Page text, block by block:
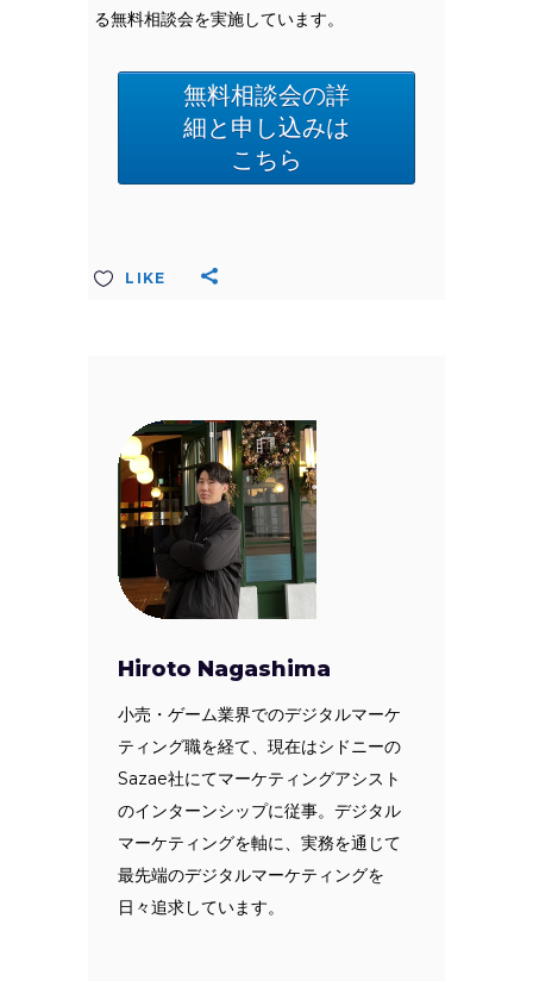
る無料相談会を実施しています。
無料相談会の詳
細と申し込みは
こちら
LIKE
Hiroto Nagashima
小売・ゲーム業界でのデジタルマーケ
ティング職を経て、現在はシドニーの
Sazae社にてマーケティングアシスト
のインターンシップに従事。デジタル
マーケティングを軸に、実務を通じて
最先端のデジタルマーケティングを
日々追求しています。